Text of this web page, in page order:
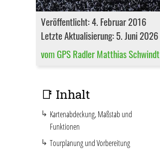
Veröffentlicht: 4. Februar 2016
Letzte Aktualisierung: 5. Juni 2026
vom GPS Radler Matthias Schwindt
📑 Inhalt
Kartenabdeckung, Maßstab und
Funktionen
Tourplanung und Vorbereitung